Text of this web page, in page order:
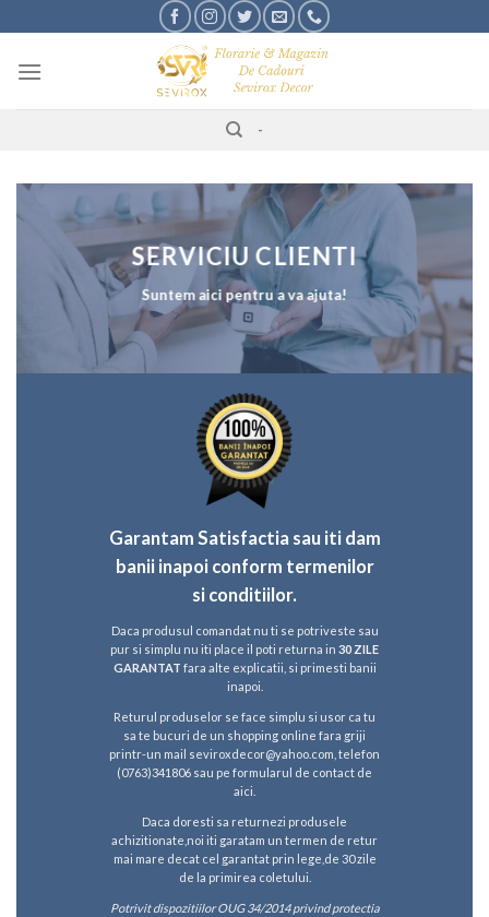
to
content
-
SERVICIU CLIENTI
Suntem aici pentru a va ajuta!
Garantam Satisfactia sau iti dam
banii inapoi conform termenilor
si conditiilor.
Daca produsul comandat nu ti se potriveste sau
pur si simplu nu iti place il poti returna in 30 ZILE
GARANTAT fara alte explicatii, si primesti banii
inapoi.
Returul produselor se face simplu si usor ca tu
sa te bucuri de un shopping online fara griji
printr-un mail seviroxdecor@yahoo.com, telefon
(0763)341806sau pe formularul de contact de
aici
Daca doresti sa returnezi produsele
achizitionate,noi iti garatam un termen de retur
mai mare decat cel garantat prin lege,de 30 zile
de la primirea coletului.
Potrivit dispozitiilor OUG 34/2014 privind protectia